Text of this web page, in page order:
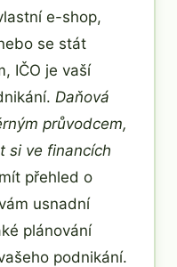
e-shop,
se stát
IČO je vaší
Daňová
průvodcem,
si ve financích
přehled o
usnadní
plánování
podnikání.